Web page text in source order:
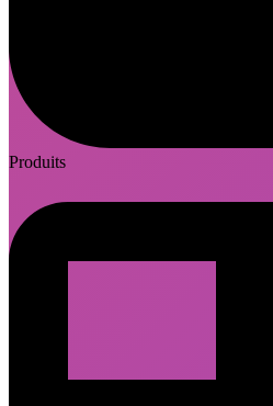
Produits